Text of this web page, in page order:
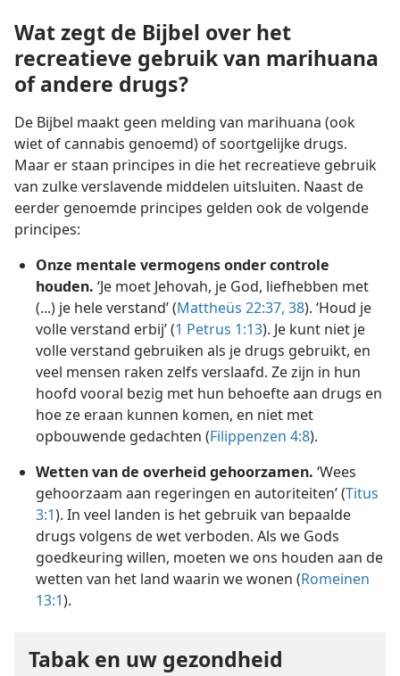
Wat zegt de Bijbel over het
recreatieve gebruik van marihuana
of andere drugs?
De Bijbel maakt geen melding van marihuana (ook
wiet of cannabis genoemd) of soortgelijke drugs.
Maar er staan principes in die het recreatieve gebruik
van zulke verslavende middelen uitsluiten. Naast de
eerder genoemde principes gelden ook de volgende
principes:
Onze mentale vermogens onder controle
houden. ‘Je moet Jehovah, je God, liefhebben met
(...) je hele verstand’ (Mattheüs 22:37, 38). ‘Houd je
volle verstand erbij’ (1 Petrus 1:13). Je kunt niet je
volle verstand gebruiken als je drugs gebruikt, en
veel mensen raken zelfs verslaafd. Ze zijn in hun
hoofd vooral bezig met hun behoefte aan drugs en
hoe ze eraan kunnen komen, en niet met
opbouwende gedachten (Filippenzen 4:8).
Wetten van de overheid gehoorzamen. ‘Wees
gehoorzaam aan regeringen en autoriteiten’ (Titus
3:1). In veel landen is het gebruik van bepaalde
drugs volgens de wet verboden. Als we Gods
goedkeuring willen, moeten we ons houden aan de
wetten van het land waarin we wonen (Romeinen
13:1).
Tabak en uw gezondheid